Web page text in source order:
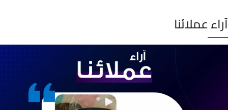
آراء عملائنا